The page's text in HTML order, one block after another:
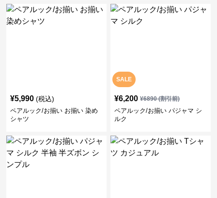
¥5,990 (税込)
ペアルック/お揃い お揃い 染め
シャツ
SALE
¥6,200 ¥6890(割引前)
ペアルック/お揃い パジャマ シ
ルク